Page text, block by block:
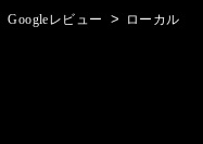
Googleレビュー >
ローカル